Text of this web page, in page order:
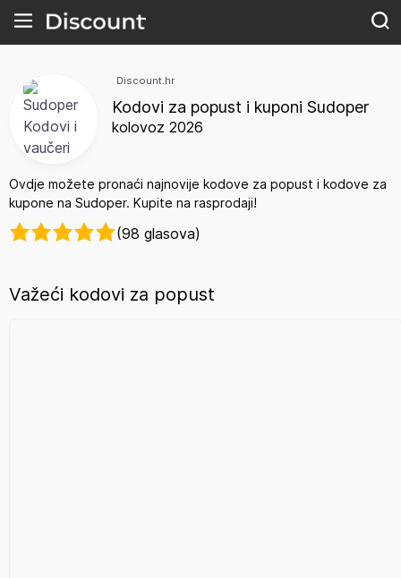
Discount.hr
Kodovi za popust i kuponi Sudoper
kolovoz 2026
Ovdje možete pronaći najnovije kodove za popust i kodove za
kupone na Sudoper. Kupite na rasprodaji!
(98 glasova)
Važeći kodovi za popust